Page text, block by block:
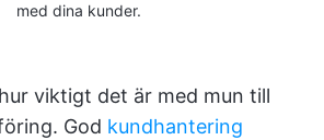
med dina kunder.
viktigt det är med mun till
God kundhantering